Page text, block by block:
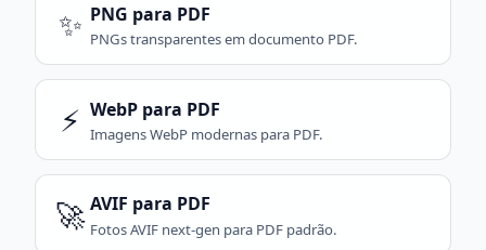
✨ PNG para PDF
PNGs transparentes em documento PDF.
⚡ WebP para PDF
Imagens WebP modernas para PDF.
🚀 AVIF para PDF
Fotos AVIF next-gen para PDF padrão.